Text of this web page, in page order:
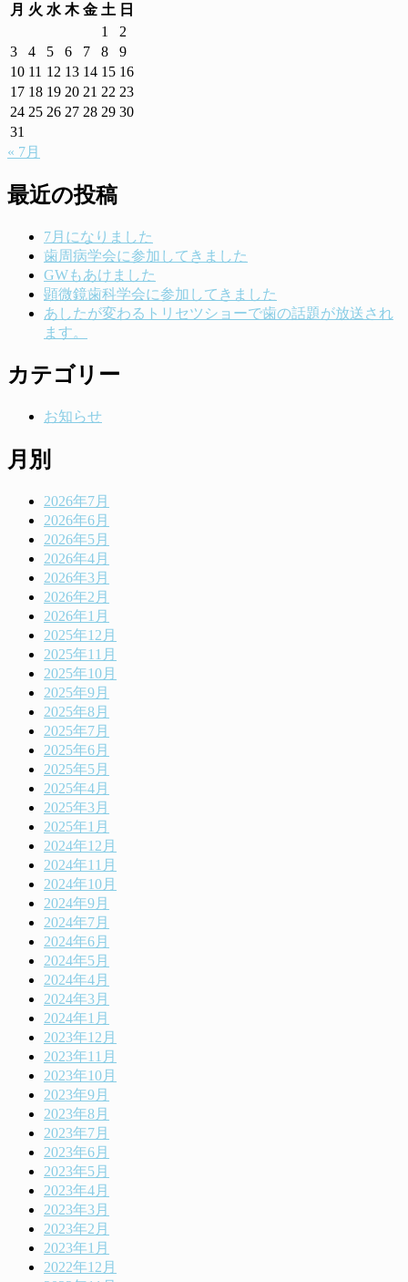
月 火 水 木 金 土 日
1
2
3
4 5 6 7 8
9
10 11 12 13 14 15 16
17 18 19 20 21 22 23
24 25 26 27 28 29 30
31
« 7月
最近の投稿
7月になりました
歯周病学会に参加してきました
GWもあけました
顕微鏡歯科学会に参加してきました
あしたが変わるトリセツショーで歯の話題が放送され
ます。
カテゴリー
お知らせ
月別
2026年7月
2026年6月
2026年5月
2026年4月
2026年3月
2026年2月
2026年1月
2025年12月
2025年11月
2025年10月
2025年9月
2025年8月
2025年7月
2025年6月
2025年5月
2025年4月
2025年3月
2025年1月
2024年12月
2024年11月
2024年10月
2024年9月
2024年7月
2024年6月
2024年5月
2024年4月
2024年3月
2024年1月
2023年12月
2023年11月
2023年10月
2023年9月
2023年8月
2023年7月
2023年6月
2023年5月
2023年4月
2023年3月
2023年2月
2023年1月
2022年12月